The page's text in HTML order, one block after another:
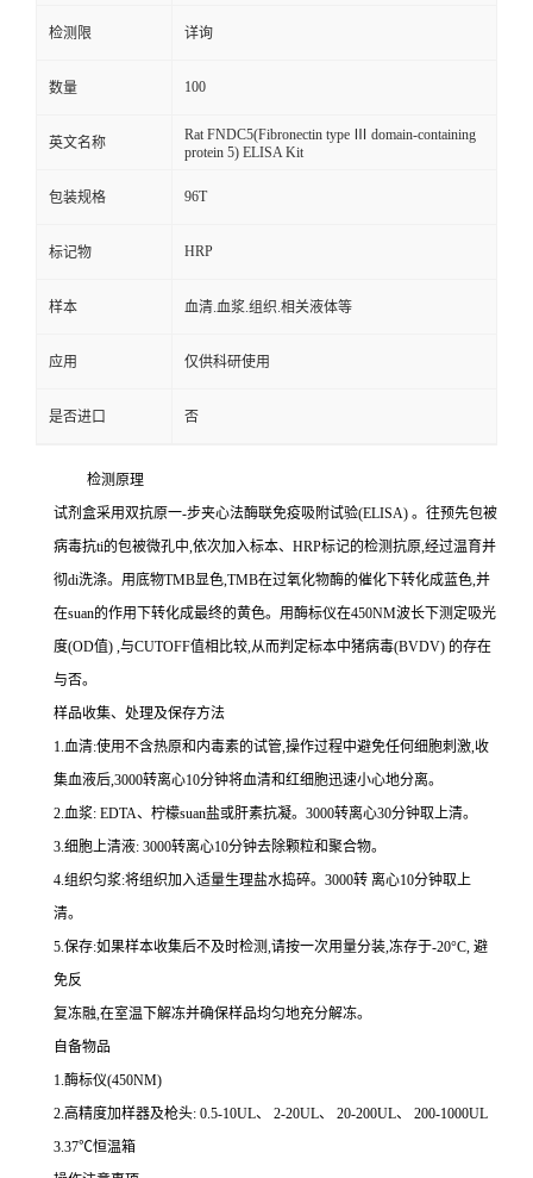
检测限 详询
数量 100
英文名称
Rat FNDC5(Fibronectin type Ⅲ domain-containing
protein 5) ELISA Kit
包装规格 96T
标记物 HRP
样本 血清.血浆.组织.相关液体等
应用 仅供科研使用
是否进口 否
检测原理
试剂盒采用双抗原一-步夹心法酶联免疫吸附试验(ELISA) 。往预先包被
病毒抗ti的包被微孔中,依次加入标本、 HRP标记的检测抗原,经过温育并
彻di洗涤。用底物TMB显色,TMB在过氧化物酶的催化下转化成蓝色,并
在suan的作用下转化成最终的黄色。用酶标仪在450NM波长下测定吸光
度(OD值) ,与CUTOFF值相比较,从而判定标本中猪病毒(BVDV) 的存在
与否。
样品收集、处理及保存方法
1.血清:使用不含热原和内毒素的试管,操作过程中避免任何细胞刺激,收
集血液后,3000转离心10分钟将血清和红细胞迅速小心地分离。
2.血浆: EDTA、柠檬suan盐或肝素抗凝。 3000转离心30分钟取上清。
3.细胞上清液: 3000转离心10分钟去除颗粒和聚合物。
4.组织匀浆:将组织加入适量生理盐水捣碎。 3000转 离心10分钟取上
清。
5.保存:如果样本收集后不及时检测,请按一次用量分装,冻存于-20°C, 避
免反
复冻融,在室温下解冻并确保样品均匀地充分解冻。
自备物品
1.酶标仪(450NM)
2.高精度加样器及枪头: 0.5-10UL、 2-20UL、 20-200UL、 200-1000UL
3.37℃恒温箱